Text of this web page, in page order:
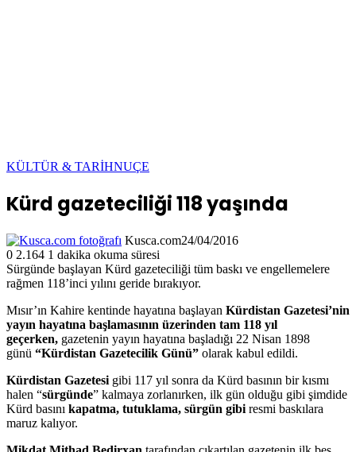
KÜLTÜR & TARİHNUÇE
Kürd gazeteciliği 118 yaşında
Kusca.com24/04/2016
0 2.164 1 dakika okuma süresi
Sürgünde başlayan Kürd gazeteciliği tüm baskı ve engellemelere
rağmen 118’inci yılını geride bırakıyor.
Mısır’ın Kahire kentinde hayatına başlayan Kürdistan Gazetesi’nin
yayın hayatına başlamasının üzerinden tam 118 yıl
geçerken, gazetenin yayın hayatına başladığı 22 Nisan 1898
günü “Kürdistan Gazetecilik Günü” olarak kabul edildi.
Kürdistan Gazetesi gibi 117 yıl sonra da Kürd basının bir kısmı
halen “sürgünde” kalmaya zorlanırken, ilk gün olduğu gibi şimdide
Kürd basını kapatma, tutuklama, sürgün gibi resmi baskılara
maruz kalıyor.